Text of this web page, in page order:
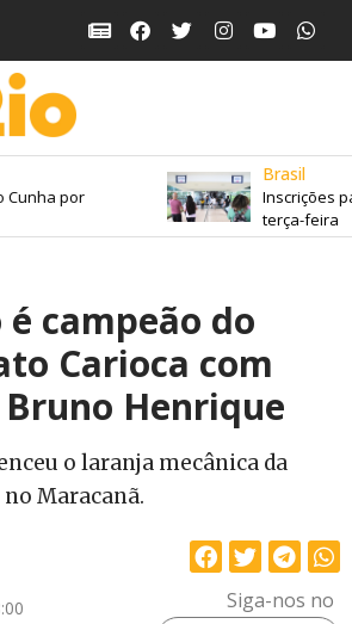
por
Brasil
Inscrições
terça-feira
campeão do
Carioca com
Henrique
o laranja mecânica da
no Maracanã.
Siga-nos no